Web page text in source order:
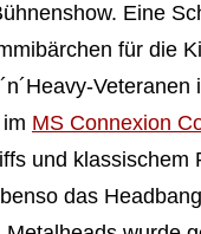
Eine
für die
MS Connexion
und klassischem
das